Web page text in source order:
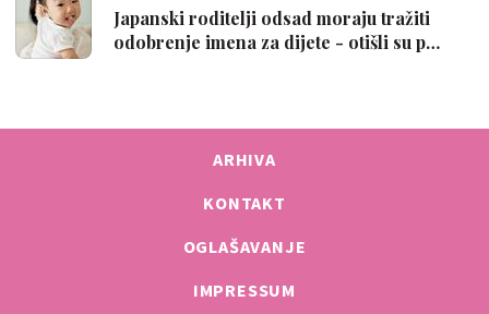
Japanski roditelji odsad moraju tražiti
odobrenje imena za dijete - otišli su p…
ARHIVA
KONTAKT
OGLAŠAVANJE
IMPRESSUM